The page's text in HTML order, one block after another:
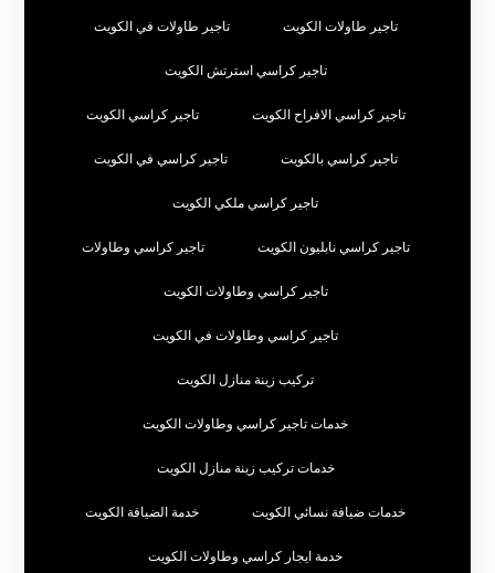
تاجير طاولات الكويت تاجير طاولات في الكويت
تاجير كراسي استرتش الكويت
تاجير كراسي الافراح الكويت تاجير كراسي الكويت
تاجير كراسي بالكويت تاجير كراسي في الكويت
تاجير كراسي ملكي الكويت
تاجير كراسي نابليون الكويت تاجير كراسي وطاولات
تاجير كراسي وطاولات الكويت
تاجير كراسي وطاولات في الكويت
تركيب زينة منازل الكويت
خدمات تاجير كراسي وطاولات الكويت
خدمات تركيب زينة منازل الكويت
خدمات ضيافة نسائي الكويت خدمة الضيافة الكويت
خدمة ايجار كراسي وطاولات الكويت